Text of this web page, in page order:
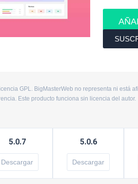
cantidad
GPL. BigMasterWeb no representa ni está
Este producto funciona sin licencia del autor.
5.0.7
Descargar
5.0.6
Descargar